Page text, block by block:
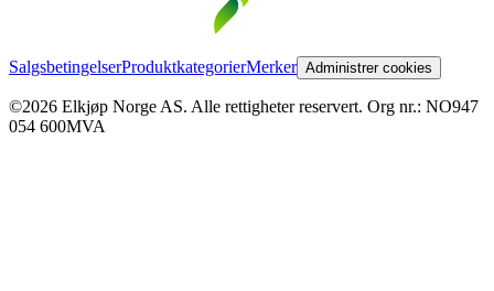
SalgsbetingelserProduktkategorierMerker Administrer cookies
©2026 Elkjøp Norge AS. Alle rettigheter reservert. Org nr.: NO947
054 600MVA